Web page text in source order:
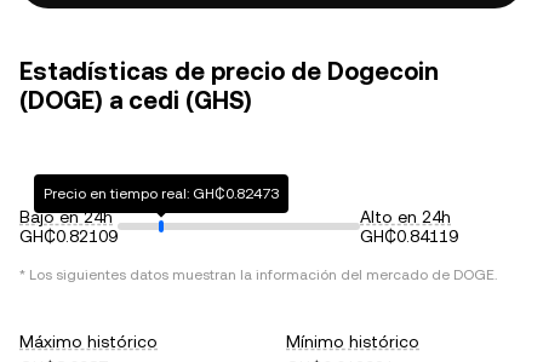
Estadísticas de precio de Dogecoin
(DOGE) a cedi (GHS)
Bajo en 24h
GH₵0.82109
Precio en tiempo real: GH₵0.82473
Alto en 24h
GH₵0.84119
* Los siguientes datos muestran la información del mercado de DOGE.
Máximo histórico
Mínimo histórico